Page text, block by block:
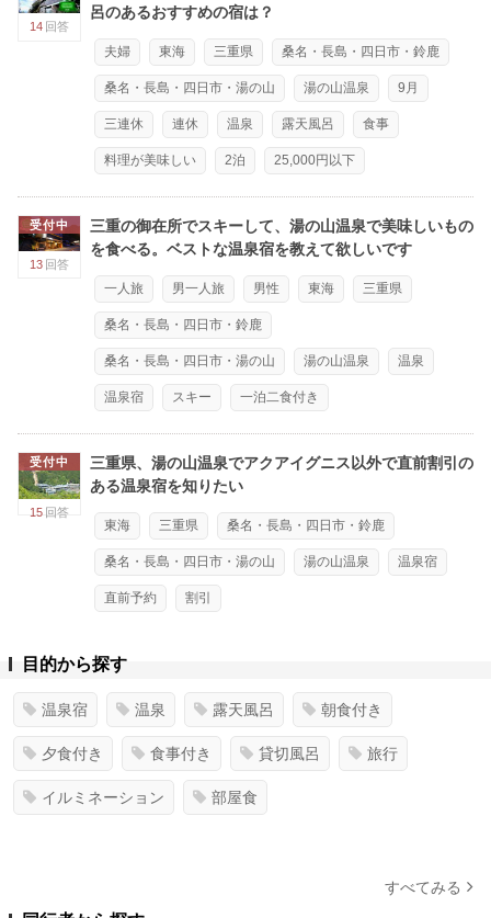
14 回答
呂のあるおすすめの宿は？
夫婦 東海 三重県 桑名・長島・四日市・鈴鹿
桑名・長島・四日市・湯の山 湯の山温泉 9月
三連休 連休 温泉 露天風呂 食事
料理が美味しい 2泊 25,000円以下
受付中
13 回答
三重の御在所でスキーして、湯の山温泉で美味しいもの
を食べる。ベストな温泉宿を教えて欲しいです
一人旅 男一人旅 男性 東海 三重県
桑名・長島・四日市・鈴鹿
桑名・長島・四日市・湯の山 湯の山温泉 温泉
温泉宿 スキー 一泊二食付き
受付中
15 回答
三重県、湯の山温泉でアクアイグニス以外で直前割引の
ある温泉宿を知りたい
東海 三重県 桑名・長島・四日市・鈴鹿
桑名・長島・四日市・湯の山 湯の山温泉 温泉宿
直前予約 割引
目的から探す
温泉宿 温泉 露天風呂 朝食付き
夕食付き 食事付き 貸切風呂 旅行
イルミネーション 部屋食
すべてみる